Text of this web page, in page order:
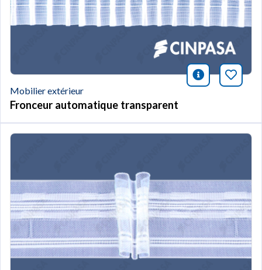
icono
Mobilier extérieur
Fronceur automatique transparent